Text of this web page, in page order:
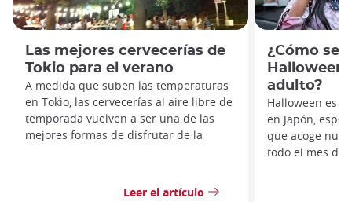
Las mejores cervecerías de
Tokio para el verano
A medida que suben las temperaturas
en Tokio, las cervecerías al aire libre de
temporada vuelven a ser una de las
mejores formas de disfrutar de la
Leer el artículo
¿Cómo se
Halloween
adulto?
Halloween es
en Japón,
que acoge
todo el mes de